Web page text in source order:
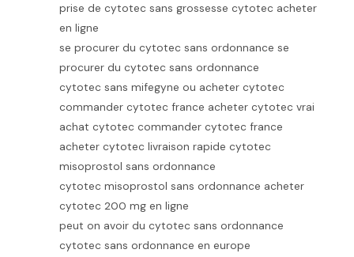
prise de cytotec sans grossesse cytotec acheter
en ligne
se procurer du cytotec sans ordonnance se
procurer du cytotec sans ordonnance
cytotec sans mifegyne ou acheter cytotec
commander cytotec france acheter cytotec vrai
achat cytotec commander cytotec france
acheter cytotec livraison rapide cytotec
misoprostol sans ordonnance
cytotec misoprostol sans ordonnance acheter
cytotec 200 mg en ligne
peut on avoir du cytotec sans ordonnance
cytotec sans ordonnance en europe